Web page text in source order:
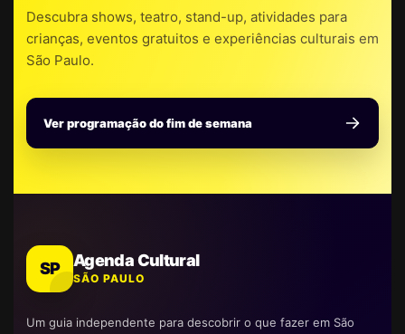
Descubra shows, teatro, stand-up, atividades para
crianças, eventos gratuitos e experiências culturais em
São Paulo.
Ver programação do fim de semana
SP Agenda Cultural
SÃO PAULO
Um guia independente para descobrir o que fazer em São